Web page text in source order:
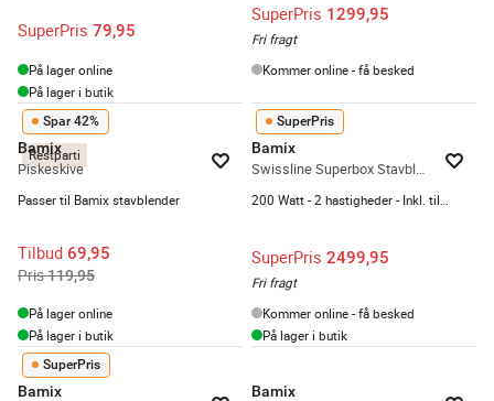
SuperPris 79,95
På lager online
På lager i butik
SuperPris 1299,95
Fri fragt
Kommer online - få besked
Restparti
Spar 42%
Bamix
Piskeskive
Passer til Bamix stavblender
Tilbud 69,95
Pris119,95
På lager online
På lager i butik
SuperPris
Bamix
Swissline Superbox Stavblender
SuperPris 2499,95
Fri fragt
Kommer online - få besked
På lager i butik
SuperPris
Bamix Bamix